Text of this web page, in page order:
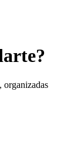
organizadas